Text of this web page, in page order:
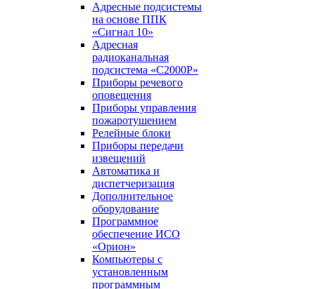
Адресные подсистемы
на основе ППК
«Сигнал 10»
Адресная
радиоканальная
подсистема «С2000Р»
Приборы речевого
оповещения
Приборы управления
пожаротушением
Релейные блоки
Приборы передачи
извещений
Автоматика и
диспетчеризация
Дополнительное
оборудование
Программное
обеспечение ИСО
«Орион»
Компьютеры с
установленным
программным